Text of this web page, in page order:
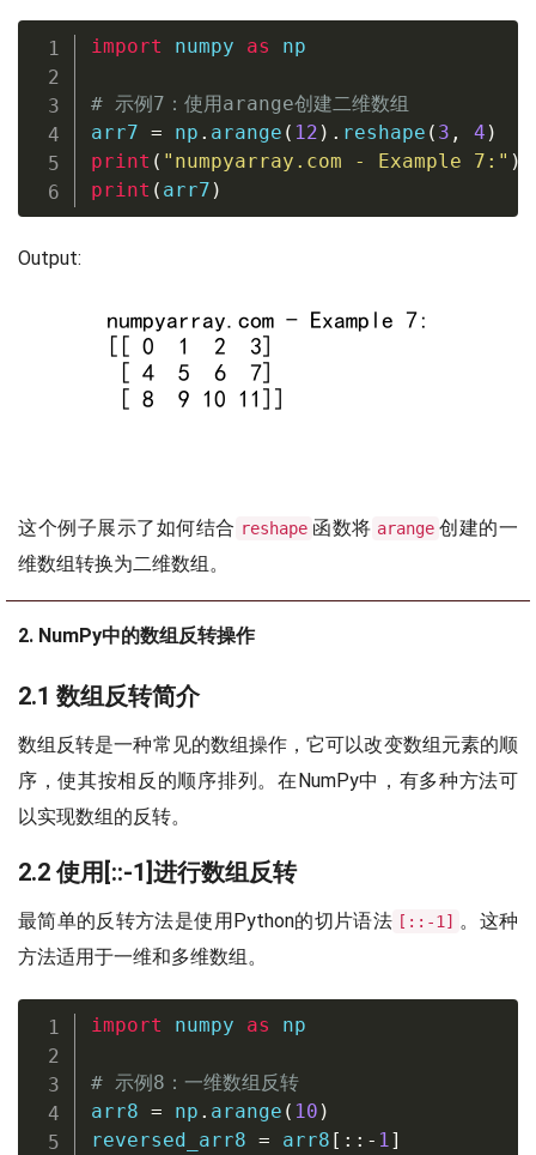
import numpy as np
# 示例7：使用arange创建二维数组
arr7 = np . arange ( 12 ) . reshape ( 3 , 4 )
print ( "numpyarray.com - Example 7:" )
print ( arr7 )
Output:
这个例子展示了如何结合 reshape 函数将 arange 创建的一
维数组转换为二维数组。
2. NumPy中的数组反转操作
2.1 数组反转简介
数组反转是一种常见的数组操作，它可以改变数组元素的顺
序，使其按相反的顺序排列。在NumPy中，有多种方法可
以实现数组的反转。
2.2 使用[::-1]进行数组反转
最简单的反转方法是使用Python的切片语法 [::-1]
。这种
方法适用于一维和多维数组。
import numpy as np
# 示例8：一维数组反转
arr8 = np . arange ( 10 )
reversed_arr8 = arr8 [ : : - 1 ]